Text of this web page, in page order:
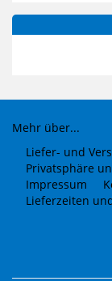
Mehr über...
Liefer- und
Privatsphäre
Impressum
Lieferzeiten